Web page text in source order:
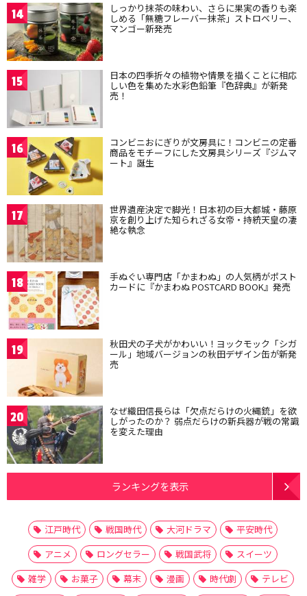
14 しっかり抹茶の味わい、さらに果実の香りも楽
しめる「無糖フレーバー抹茶」ストロベリー、
マンゴー新発売
15 日本の四季折々の植物や情景を描くことに相応
しい色を集めた水彩色鉛筆『色辞典』が新発
売！
16 コンビニおにぎりが文房具に！コンビニの定番
商品をモチーフにした文房具シリーズ『ジムマ
ート』誕生
17 世界遺産決定で脚光！日本初の巨大都城・藤原
京を創り上げた知られざる女帝・持統天皇の凄
絶な執念
18 手ぬぐい専門店「かまわぬ」の人気柄がポスト
カードに『かまわぬ POSTCARD BOOK』発売
19 秋田犬の子犬がかわいい！ヨックモック「シガ
ール」地域バージョンの秋田デザイン缶が新発
売
20 なぜ織田信長らは「欠点だらけの火縄銃」を欲
しがったのか？ 弱点だらけの新兵器が戦の常識
を変えた理由
ランキングを表示
江戸時代 戦国時代 大河ドラマ
平安時代
アニメ
ロングセラー 戦国武将
スイーツ
雑学
お菓子 幕末 漫画 時代劇
テレビ